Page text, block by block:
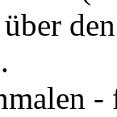
-